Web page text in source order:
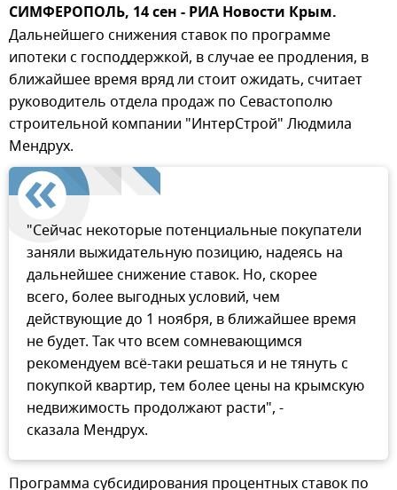
СИМФЕРОПОЛЬ, 14 сен - РИА Новости Крым.
Дальнейшего снижения ставок по программе
ипотеки с господдержкой, в случае ее продления, в
ближайшее время вряд ли стоит ожидать, считает
руководитель отдела продаж по Севастополю
строительной компании "ИнтерСтрой" Людмила
Мендрух.
"Сейчас некоторые потенциальные покупатели
заняли выжидательную позицию, надеясь на
дальнейшее снижение ставок. Но, скорее
всего, более выгодных условий, чем
действующие до 1 ноября, в ближайшее время
не будет. Так что всем сомневающимся
рекомендуем всё-таки решаться и не тянуть с
покупкой квартир, тем более цены на крымскую
недвижимость продолжают расти", -
сказала Мендрух.
Программа субсидирования процентных ставок по